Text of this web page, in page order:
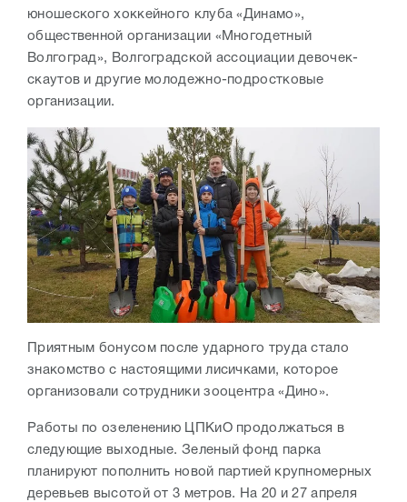
юношеского хоккейного клуба «Динамо»,
общественной организации «Многодетный
Волгоград», Волгоградской ассоциации девочек-
скаутов и другие молодежно-подростковые
организации.
Приятным бонусом после ударного труда стало
знакомство с настоящими лисичками, которое
организовали сотрудники зооцентра «Дино».
Работы по озеленению ЦПКиО продолжаться в
следующие выходные. Зеленый фонд парка
планируют пополнить новой партией крупномерных
деревьев высотой от 3 метров. На 20 и 27 апреля